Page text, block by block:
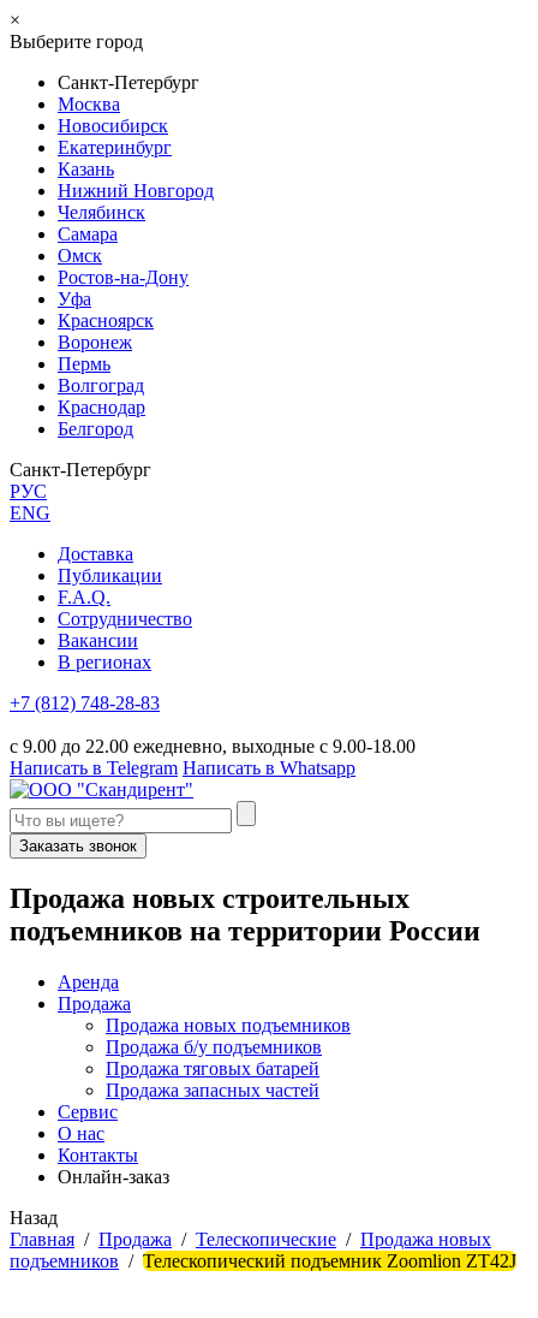
×
Выберите город
Санкт-Петербург
Москва
Новосибирск
Екатеринбург
Казань
Нижний Новгород
Челябинск
Самара
Омск
Ростов-на-Дону
Уфа
Красноярск
Воронеж
Пермь
Волгоград
Краснодар
Белгород
Санкт-Петербург
РУС
ENG
Доставка
Публикации
F.A.Q.
Сотрудничество
Вакансии
В регионах
+7 (812) 748-28-83
с 9.00 до 22.00 ежедневно, выходные с 9.00-18.00
Написать в Telegram Написать в Whatsapp
Заказать звонок
Продажа новых строительных
подъемников на территории России
Аренда
Продажа
Продажа новых подъемников
Продажа б/у подъемников
Продажа тяговых батарей
Продажа запасных частей
Сервис
О нас
Контакты
Онлайн-заказ
Назад
Главная / Продажа / Телескопические / Продажа новых
подъемников / Телескопический подъемник Zoomlion ZT42J